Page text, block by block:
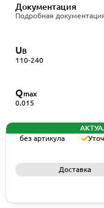
Документация
Подробная
UВ
110-240
Qmax
0.015
без артикула
Доставка